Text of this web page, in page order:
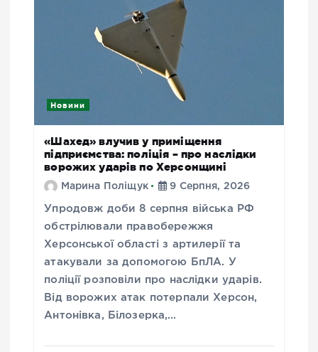
Новини
«Шахед» влучив у приміщення
підприємства: поліція – про наслідки
ворожих ударів по Херсонщині
Марина Поліщук 9 Серпня, 2026
Упродовж доби 8 серпня війська РФ
обстрілювали правобережжя
Херсонської області з артилерії та
атакували за допомогою БпЛА. У
поліції розповіли про наслідки ударів.
Від ворожих атак потерпали Херсон,
Антонівка, Білозерка,…